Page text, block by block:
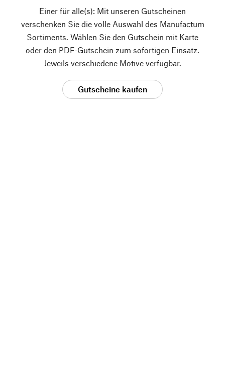
Einer für alle(s): Mit unseren Gutscheinen
verschenken Sie die volle Auswahl des Manufactum
Sortiments. Wählen Sie den Gutschein mit Karte
oder den PDF-Gutschein zum sofortigen Einsatz.
Jeweils verschiedene Motive verfügbar.
Gutscheine kaufen